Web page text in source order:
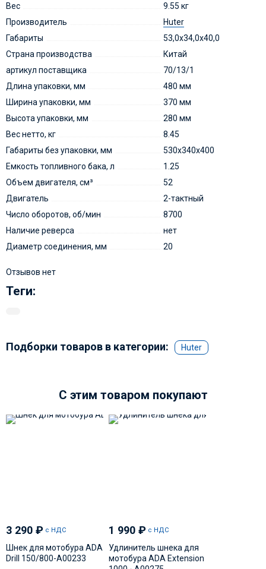
Вес
9.55 кг
Производитель
Huter
Габариты
53,0х34,0х40,0
Страна производства
Китай
артикул поставщика
70/13/1
Длина упаковки, мм
480 мм
Ширина упаковки, мм
370 мм
Высота упаковки, мм
280 мм
Вес нетто, кг
8.45
Габариты без упаковки, мм
530х340х400
Емкость топливного бака, л
1.25
Объем двигателя, см³
52
Двигатель
2-тактный
Число оборотов, об/мин
8700
Наличие реверса
нет
Диаметр соединения, мм
20
Отзывов нет
Теги:
Подборки товаров в категории: Huter
C этим товаром покупают
3 290 ₽ с НДС
Шнек для мотобура ADA
Drill 150/800-А00233
1 990 ₽ с НДС
Удлинитель шнека для
мотобура ADA Extension